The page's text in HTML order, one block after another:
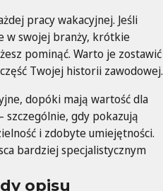
pracy wakacyjnej. Jeśli
w swojej branży, krótkie
pominąć. Warto je zostawić
Twojej historii zawodowej.
dopóki mają wartość dla
szczególnie, gdy pokazują
i zdobyte umiejętności.
bardziej specjalistycznym
opisu